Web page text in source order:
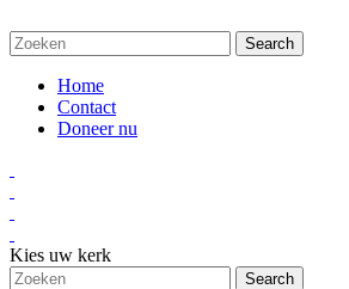
Home
Contact
Doneer nu
Kies uw kerk